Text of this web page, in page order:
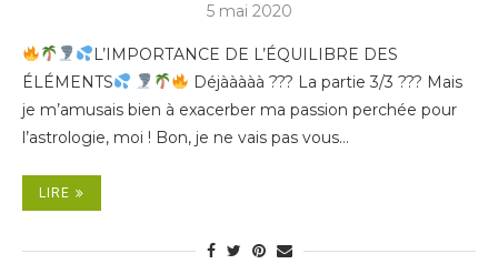
5 mai 2020
L’IMPORTANCE DE L’ÉQUILIBRE DES
ÉLÉMENTS
Déjààààà ??? La partie 3/3 ??? Mais
je m’amusais bien à exacerber ma passion perchée pour
l’astrologie, moi ! Bon, je ne vais pas vous…
LIRE